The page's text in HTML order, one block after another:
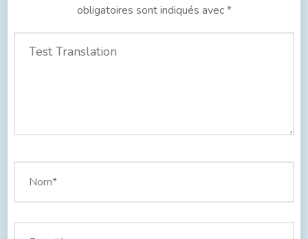
obligatoires sont indiqués avec*